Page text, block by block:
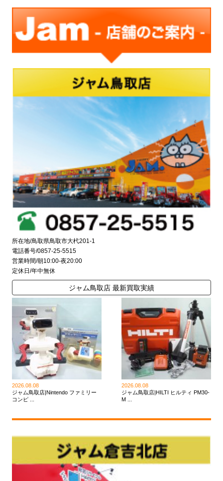
所在地/鳥取県鳥取市大杙201-1
電話番号/0857-25-5515
営業時間/朝10:00-夜20:00
定休日/年中無休
ジャム鳥取店 最新買取実績
2026.08.08
ジャム鳥取店|Nintendo ファミリー
コンピ ...
2026.08.08
ジャム鳥取店|HILTI ヒルティ PM30-
M ...